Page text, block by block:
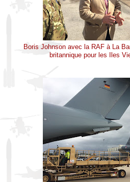
Boris Johnson avec la RAF à La
britannique pour les Iles